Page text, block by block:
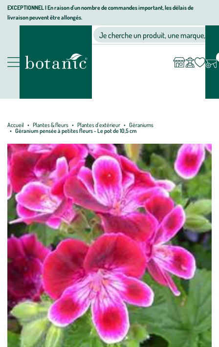
Aller
Aller
au
Aller
au
page
EXCEPTIONNEL I En raison d'un nombre de commandes important, les délais de
livraison peuvent être allongés.
Nos produits
Jardinerie écologique, animalerie, décoration, alimentation bio
Je cherche un produit, une marque, un
compte
Accueil Plantes & fleurs Plantes d'extérieur
Géraniums
Géranium pensée à petites fleurs - Le pot de 10,5 cm